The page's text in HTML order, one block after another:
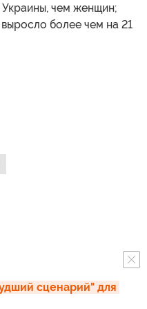
чем женщин;
более чем на 21
сценарий" для